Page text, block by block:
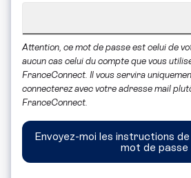
Attention, ce mot de passe est celui de
aucun cas celui du compte que vous
FranceConnect. Il vous servira
connecterez avec votre adresse mail
FranceConnect.
Envoyez-moi les instructions
mot de passe